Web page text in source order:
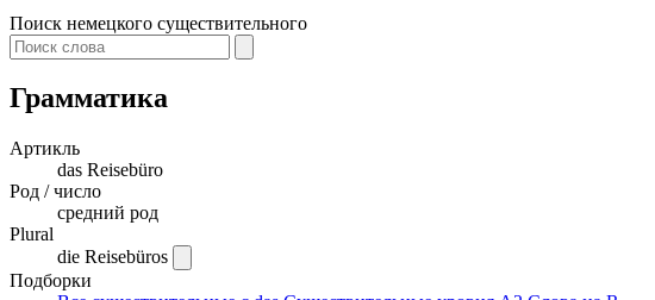
Поиск немецкого существительного
Грамматика
Артикль
das Reisebüro
Род / число
средний род
Plural
die Reisebüros
Подборки